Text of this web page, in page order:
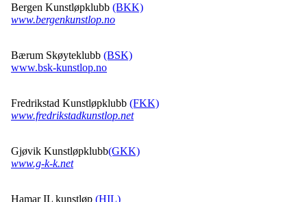
Bergen Kunstløpklubb (BKK)
www.bergenkunstlop.no
Bærum Skøyteklubb (BSK)
www.bsk-kunstlop.no
Fredrikstad Kunstløpklubb (FKK)
www.fredrikstadkunstlop.net
Gjøvik Kunstløpklubb(GKK)
www.g-k-k.net
Hamar IL kunstløp (HIL)